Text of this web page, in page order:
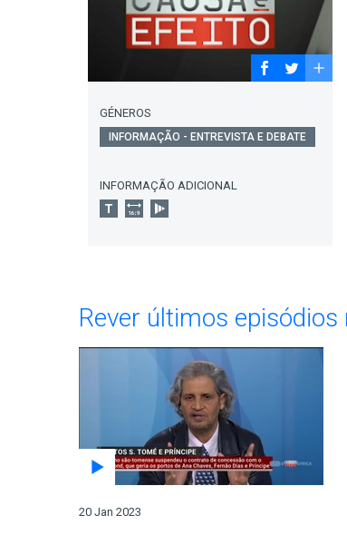
GÉNEROS
INFORMAÇÃO - ENTREVISTA E DEBATE
INFORMAÇÃO ADICIONAL
Rever últimos episódios
20 Jan 2023